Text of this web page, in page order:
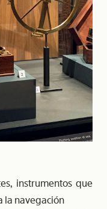
instrumentos que
la navegación